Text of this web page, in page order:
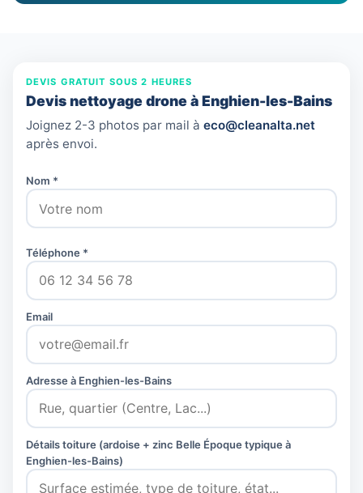
DEVIS GRATUIT SOUS 2 HEURES
Devis nettoyage drone à Enghien-les-Bains
Joignez 2-3 photos par mail à eco@cleanalta.net
après envoi.
Nom *
Téléphone *
Email
Adresse à Enghien-les-Bains
Détails toiture (ardoise + zinc Belle Époque typique à
Enghien-les-Bains)